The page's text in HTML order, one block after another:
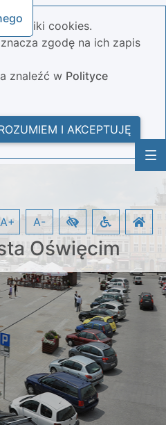
pliki cookies.
zgodę na ich zapis
znaleźć w Polityce
I AKCEPTUJĘ
Oświęcim
A+ A-